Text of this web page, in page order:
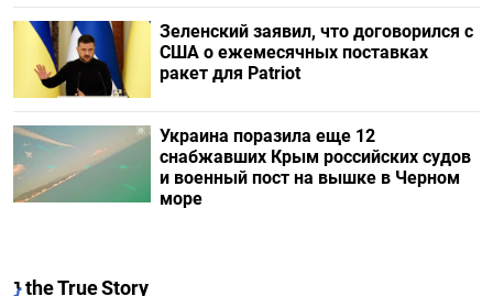
Зеленский заявил, что договорился с
США о ежемесячных поставках
ракет для Patriot
Украина поразила еще 12
снабжавших Крым российских судов
и военный пост на вышке в Черном
море